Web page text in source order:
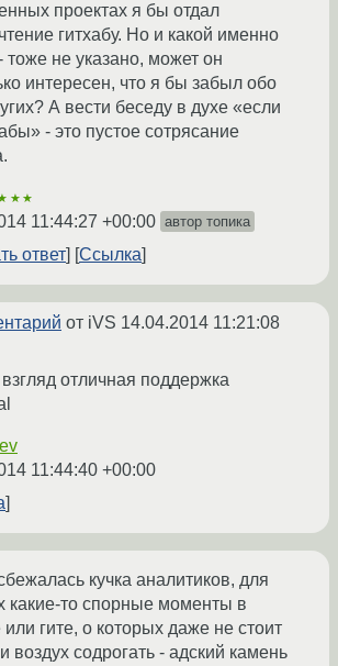
проектах я бы отдал
гитхабу. Но и какой именно
тоже не указано, может он
интересен, что я бы забыл обо
А вести беседу в духе «если
- это пустое сотрясание
11:44:27 +00:00 автор топика
ответ Ссылка
от iVS 14.04.2014 11:21:08
отличная поддержка
11:44:40 +00:00
кучка аналитиков, для
какие-то спорные моменты в
или гите, о которых даже не стоит
воздух содрогать - адский камень